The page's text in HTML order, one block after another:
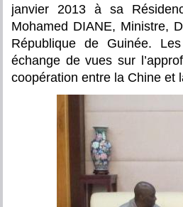
janvier 2013 à sa
Mohamed DIANE, Ministre,
République de Guinée.
échange de vues sur
coopération entre la Chine et